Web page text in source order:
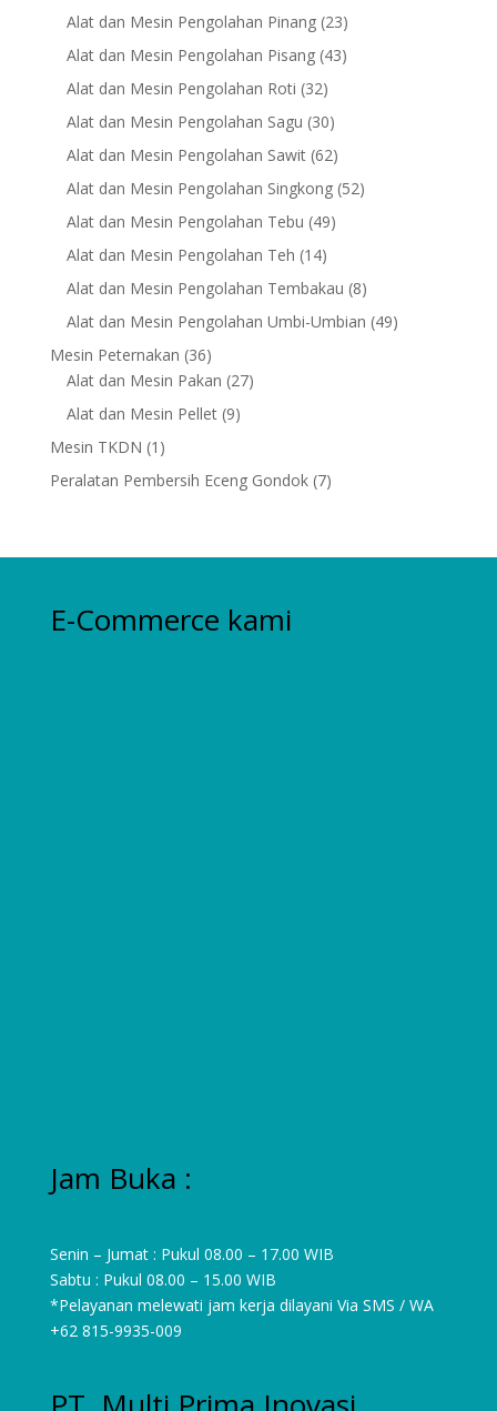
products
Alat dan Mesin Pengolahan Pinang 2323
products
Alat dan Mesin Pengolahan Pisang 4343
Alat dan Mesin Pengolahan Roti 3232
products
Alat dan Mesin Pengolahan Sagu 3030
products
Alat dan Mesin Pengolahan Sawit 6262
products
Alat dan Mesin Pengolahan Singkong 5252
Alat dan Mesin Pengolahan Tebu 4949
Alat dan Mesin Pengolahan Teh 1414
products
Alat dan Mesin Pengolahan Tembakau 88
products
Alat dan Mesin Pengolahan Umbi-Umbian 4949
Mesin Peternakan 3636
products
Alat dan Mesin Pakan 2727
Alat dan Mesin Pellet 99
Mesin TKDN 1 1
product
Peralatan Pembersih Eceng Gondok 77
E-Commerce kami
Jam Buka :
Senin – Jumat : Pukul 08.00 – 17.00 WIB
Sabtu : Pukul 08.00 – 15.00 WIB
*Pelayanan melewati jam kerja dilayani Via SMS / WA
+62 815-9935-009